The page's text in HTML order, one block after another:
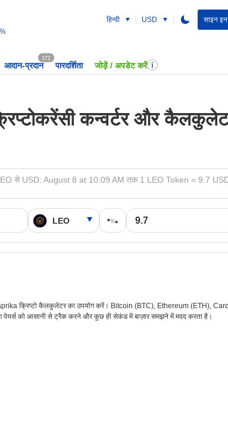
हिन्दी USD साइन
आदान-प्रदान
372
पारदर्शिता जोड़ें / अपडेट करें
कन्वर्टर और
से USD: August 8 at 10:09 AM तक 1 LEO Token = 9.7
क्रिप्टो कैलकुलेटर का उपयोग करें। Bitcoin (BTC), Ethereum (ETH),
पेयर्स को आसानी से ट्रैक करने और कुछ ही सेकंड में बाज़ार समझने में मदद करता है।